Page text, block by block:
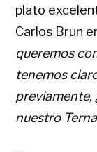
plato
Carlos Brun
queremos
tenemos
previamente,
nuestro